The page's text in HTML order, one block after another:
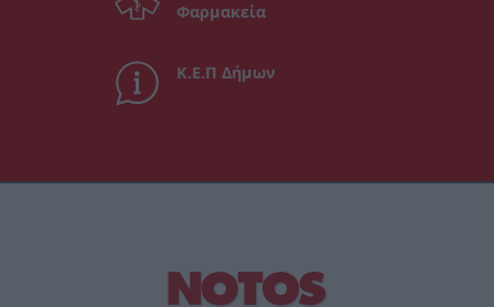
Φαρμακεία
Κ.Ε.Π Δήμων